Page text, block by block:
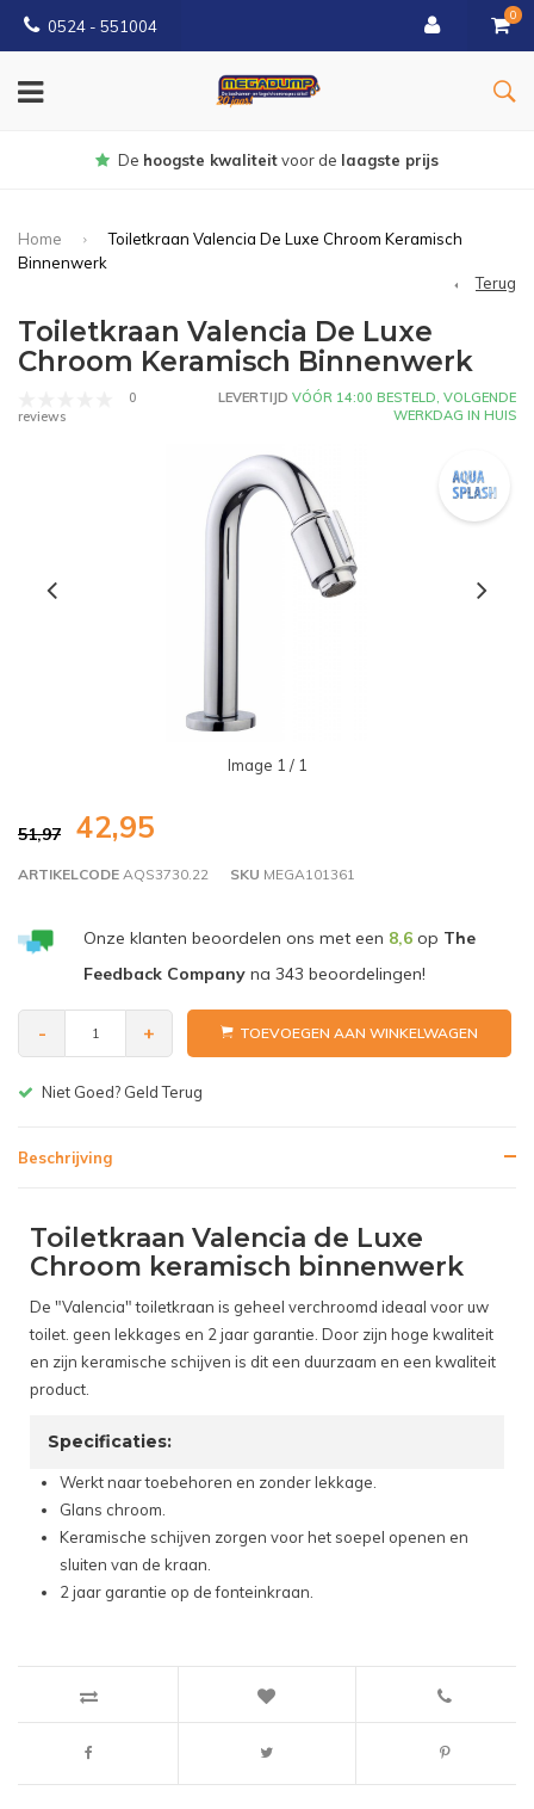
0524 - 551004
0
Gratisbezorgd vanaf €150
Home
Toiletkraan Valencia De Luxe Chroom Keramisch
Binnenwerk
Terug
Toiletkraan Valencia De Luxe
Chroom Keramisch Binnenwerk
0
reviews
LEVERTIJD VÓÓR 14:00 BESTELD, VOLGENDE
WERKDAG IN HUIS
Image 1 / 1
51,97 42,95
ARTIKELCODE AQS3730.22 SKU MEGA101361
Onze klanten beoordelen ons met een 8,6op The
Feedback Companyna 343 beoordelingen!
- + TOEVOEGEN AAN WINKELWAGEN
Gratis bezorgen v.a. € 150,-(NL)
Beschrijving
Toiletkraan Valencia de Luxe
Chroom keramisch binnenwerk
De "Valencia" toiletkraan is geheel verchroomd ideaal voor uw
toilet. geen lekkages en 2 jaar garantie. Door zijn hoge kwaliteit
en zijn keramische schijven is dit een duurzaam en een kwaliteit
product.
Specificaties:
Werkt naar toebehoren en zonder lekkage.
Glans chroom.
Keramische schijven zorgen voor het soepel openen en
sluiten van de kraan.
2 jaar garantie op de fonteinkraan.